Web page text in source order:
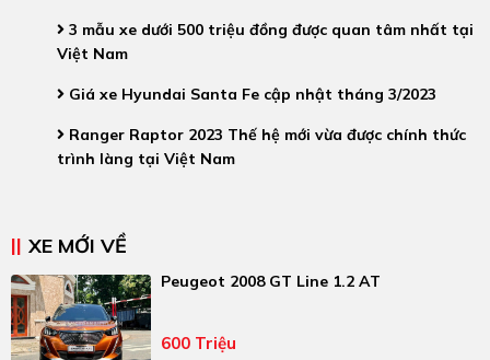
3 mẫu xe dưới 500 triệu đồng được quan tâm nhất tại
Việt Nam
Giá xe Hyundai Santa Fe cập nhật tháng 3/2023
Ranger Raptor 2023 Thế hệ mới vừa được chính thức
trình làng tại Việt Nam
XE MỚI VỀ
Peugeot 2008 GT Line 1.2 AT
600 Triệu